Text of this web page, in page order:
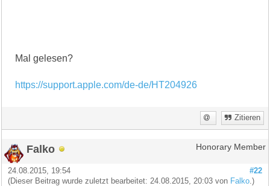
Mal gelesen?
https://support.apple.com/de-de/HT204926
Zitieren
Falko Honorary Member
#22
24.08.2015, 19:54
(Dieser Beitrag wurde zuletzt bearbeitet: 24.08.2015, 20:03 von Falko .)